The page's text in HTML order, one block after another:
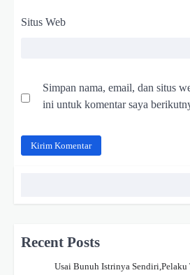
Situs Web
Simpan nama, email, dan situs
ini untuk komentar saya
Recent Posts
Usai Bunuh Istrinya Sendiri,Pelaku